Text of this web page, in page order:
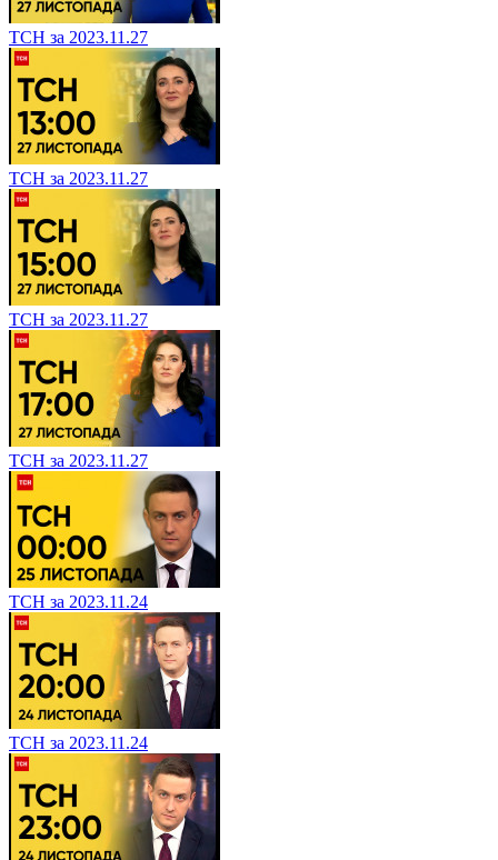
ТСН за 2023.11.27
ТСН за 2023.11.27
ТСН за 2023.11.27
ТСН за 2023.11.27
ТСН за 2023.11.24
ТСН за 2023.11.24